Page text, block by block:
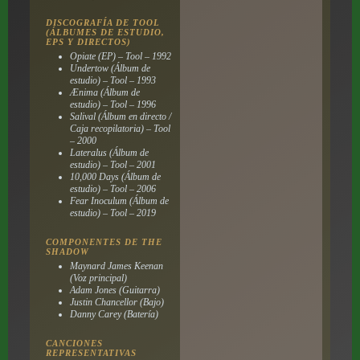
DISCOGRAFÍA DE TOOL
(ÁLBUMES DE ESTUDIO,
EPS Y DIRECTOS)
Opiate (EP) – Tool – 1992
Undertow (Álbum de
estudio) – Tool – 1993
Ænima (Álbum de
estudio) – Tool – 1996
Salival (Álbum en directo /
Caja recopilatoria) – Tool
– 2000
Lateralus (Álbum de
estudio) – Tool – 2001
10,000 Days (Álbum de
estudio) – Tool – 2006
Fear Inoculum (Álbum de
estudio) – Tool – 2019
COMPONENTES DE THE
SHADOW
Maynard James Keenan
(Voz principal)
Adam Jones (Guitarra)
Justin Chancellor (Bajo)
Danny Carey (Batería)
CANCIONES
REPRESENTATIVAS